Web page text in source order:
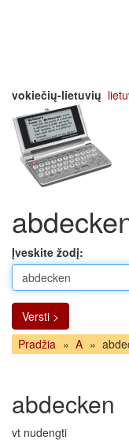
vokiečių-lietuvių
Įveskite žodį:
Versti >
Pradžia » A »
abdecken
vt nudengti